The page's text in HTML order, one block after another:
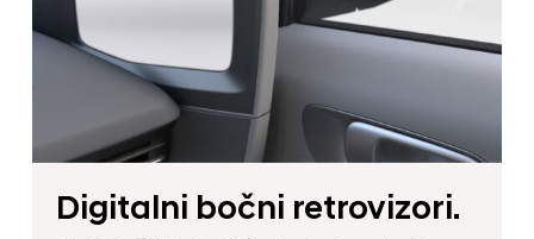
Digitalni bočni retrovizori.